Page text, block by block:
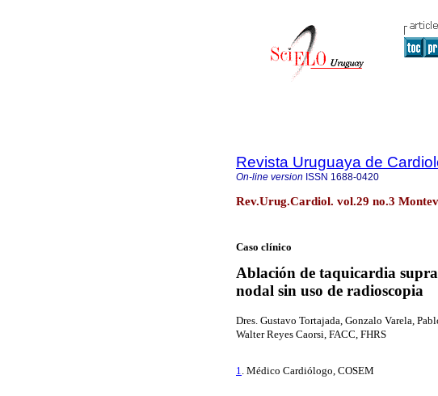
Revista Uruguaya de
On-line version ISSN 1688-0420
Rev.Urug.Cardiol. vol.29 no.3
Caso clínico
Ablación de taquicardia
nodal sin uso de radioscopia
Dres. Gustavo Tortajada, Gonzalo Varela,
Walter Reyes Caorsi , FACC, FHRS
1. Médico Cardiólogo, COSEM